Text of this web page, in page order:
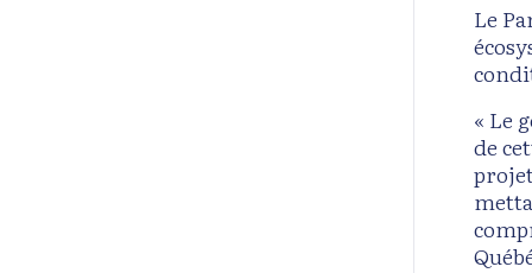
Le
« Le
de